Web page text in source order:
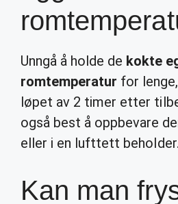
Unngå å holde de kokte
romtemperatur for
løpet av 2 timer etter
også best å oppbevare
eller i en lufttett beholder.
Kan man